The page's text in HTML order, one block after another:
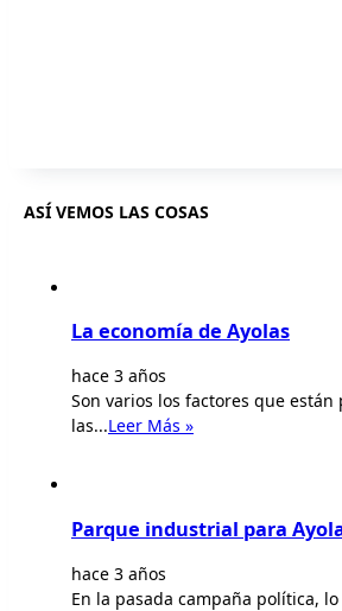
ASÍ VEMOS LAS COSAS
La economía de Ayolas
hace 3 años
Son varios los factores que
las...Leer Más »
Parque industrial para
hace 3 años
En la pasada campaña política,